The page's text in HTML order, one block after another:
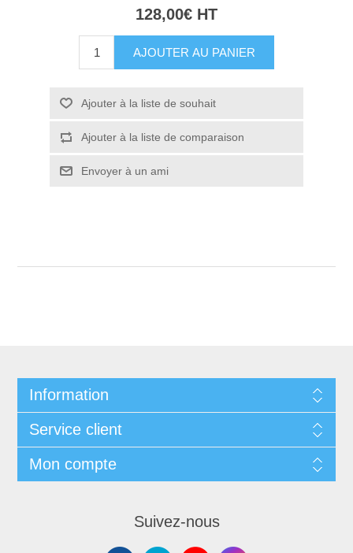
128,00€ HT
AJOUTER AU PANIER
Ajouter à la liste de souhait
Ajouter à la liste de comparaison
Envoyer à un ami
Information
Service client
Mon compte
Suivez-nous